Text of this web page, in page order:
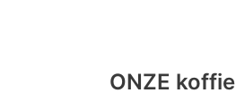
ONZE koffie